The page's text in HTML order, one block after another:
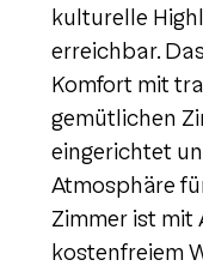
kulturelle
erreichbar.
Komfort mit
gemütlichen
eingerichtet
Atmosphäre
Zimmer ist mit
kostenfreiem